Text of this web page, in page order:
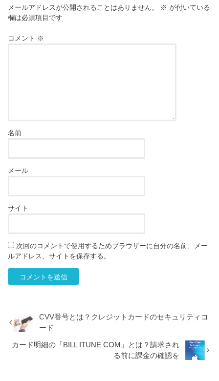
メールアドレスが公開されることはありません。 ※ が付いている
欄は必須項目です
コメント ※
名前
メール
サイト
次回のコメントで使用するためブラウザーに自分の名前、メー
ルアドレス、サイトを保存する。
CVV番号とは？クレジットカードのセキュリティコ
ード
カード明細の「BILL ITUNE COM」とは？請求され
る前に課金の確認を